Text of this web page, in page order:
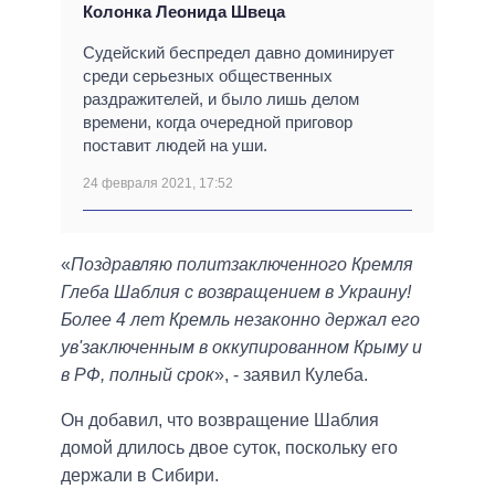
Колонка Леонида Швеца
Судейский беспредел давно доминирует
среди серьезных общественных
раздражителей, и было лишь делом
времени, когда очередной приговор
поставит людей на уши.
24 февраля 2021, 17:52
«Поздравляю политзаключенного Кремля
Глеба Шаблия с возвращением в Украину!
Более 4 лет Кремль незаконно держал его
ув'заключенным в оккупированном Крыму и
в РФ, полный срок», - заявил Кулеба.
Он добавил, что возвращение Шаблия
домой длилось двое суток, поскольку его
держали в Сибири.